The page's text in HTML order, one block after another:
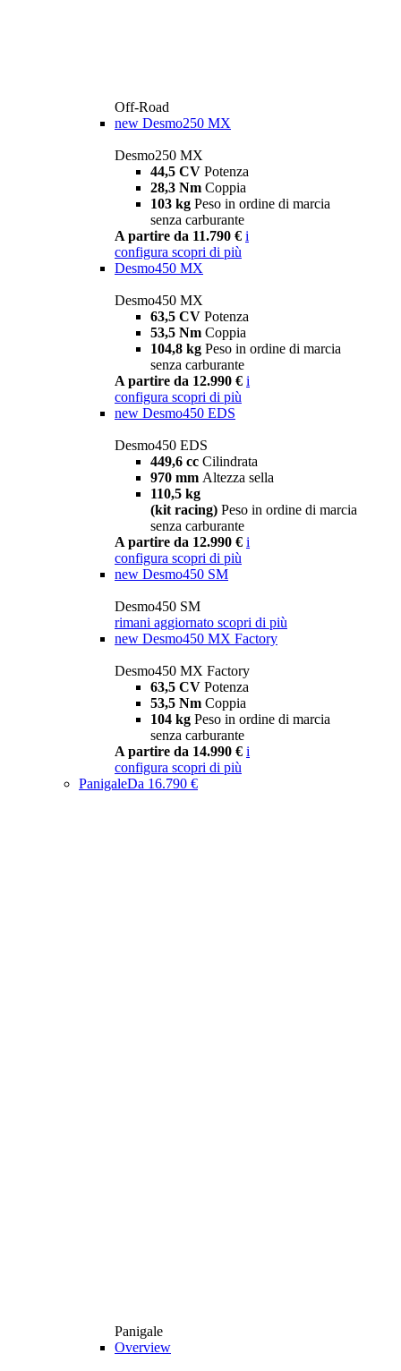
Off-Road
new Desmo250 MX
Desmo250 MX
44,5 CV Potenza
28,3 Nm Coppia
103 kg Peso in ordine di marcia
senza carburante
A partire da 11.790 € i
configura scopri di più
Desmo450 MX
Desmo450 MX
63,5 CV Potenza
53,5 Nm Coppia
104,8 kg Peso in ordine di marcia
senza carburante
A partire da 12.990 € i
configura scopri di più
new Desmo450 EDS
Desmo450 EDS
449,6 cc Cilindrata
970 mm Altezza sella
110,5 kg
(kit racing) Peso in ordine di marcia
senza carburante
A partire da 12.990 € i
configura scopri di più
new Desmo450 SM
Desmo450 SM
rimani aggiornato scopri di più
new Desmo450 MX Factory
Desmo450 MX Factory
63,5 CV Potenza
53,5 Nm Coppia
104 kg Peso in ordine di marcia
senza carburante
A partire da 14.990 € i
configura scopri di più
PanigaleDa 16.790 €
Panigale
Overview